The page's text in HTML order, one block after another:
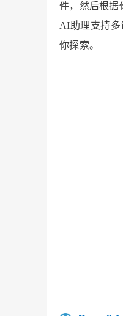
件，然后根据
AI助理支持
你探索。